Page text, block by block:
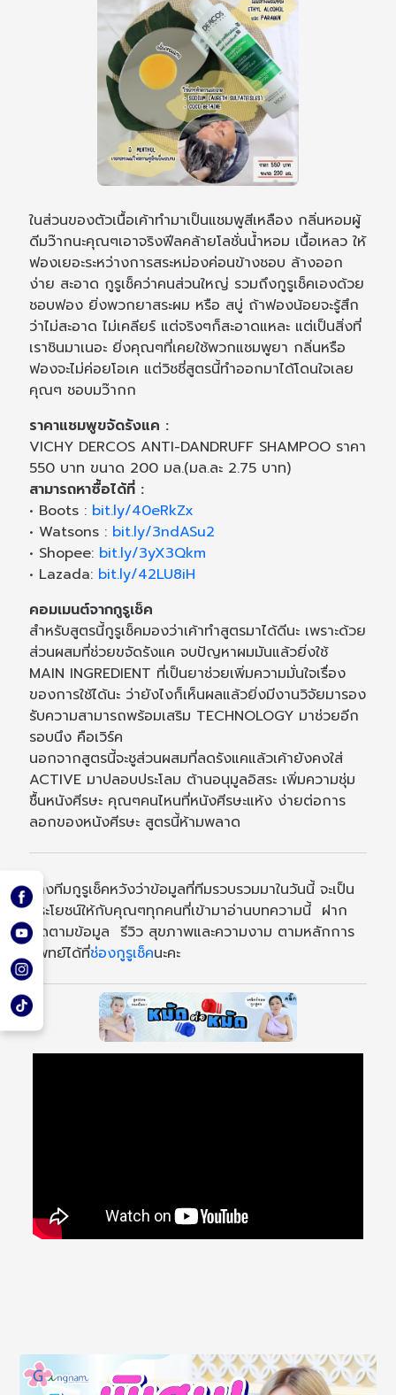
ในส่วนของตัวเนื้อเค้าทำมาเป็นแชมพูสีเหลือง กลิ่นหอมผู้
ดีมว๊ากนะคุณๆเอาจริงฟีลคล้ายโลชั่นน้ำหอม เนื้อเหลว ให้
ฟองเยอะระหว่างการสระหม่องค่อนข้างชอบ ล้างออก
ง่าย สะอาด กูรูเช็คว่าคนส่วนใหญ่ รวมถึงกูรูเช็คเองด้วย
ชอบฟอง ยิ่งพวกยาสระผม หรือ สบู่ ถ้าฟองน้อยจะรู้สึก
ว่าไม่สะอาด ไม่เคลียร์ แต่จริงๆก็สะอาดแหละ แต่เป็นสิ่งที่
เราชินมาเนอะ ยิ่งคุณๆที่เคยใช้พวกแชมพูยา กลิ่นหรือ
ฟองจะไม่ค่อยโอเค แต่วิชชี่สูตรนี้ทำออกมาได้โดนใจเลย
คุณๆ ชอบมว๊ากก
ราคาแชมพูขจัดรังแค :
VICHY DERCOS ANTI-DANDRUFF SHAMPOO ราคา
550 บาท ขนาด 200 มล.(มล.ละ 2.75 บาท)
สามารถหาซื้อได้ที่ :
• Boots : bit.ly/40eRkZx
• Watsons : bit.ly/3ndASu2
• Shopee: bit.ly/3yX3Qkm
• Lazada: bit.ly/42LU8iH
คอมเมนต์จากกูรูเช็ค
สำหรับสูตรนี้กูรูเช็คมองว่าเค้าทำสูตรมาได้ดีนะ เพราะด้วย
ส่วนผสมที่ช่วยขจัดรังแค จบปัญหาผมมันแล้วยิ่งใช้
MAIN INGREDIENT ที่เป็นยาช่วยเพิ่มความมั่นใจเรื่อง
ของการใช้ได้นะ ว่ายังไงก็เห็นผลแล้วยิ่งมีงานวิจัยมารอง
รับความสามารถพร้อมเสริม TECHNOLOGY มาช่วยอีก
รอบนึง คือเวิร์ค
นอกจากสูตรนี้จะชูส่วนผสมที่ลดรังแคแล้วเค้ายังคงใส่
ACTIVE มาปลอบประโลม ต้านอนุมูลอิสระ เพิ่มความชุ่ม
ชื้นหนังศีรษะ คุณๆคนไหนที่หนังศีรษะแห้ง ง่ายต่อการ
ลอกของหนังศีรษะ สูตรนี้ห้ามพลาด
ทางทีมกูรูเช็คหวังว่าข้อมูลที่ทีมรวบรวมมาในวันนี้ จะเป็น
ประโยชน์ให้กับคุณๆทุกคนที่เข้ามาอ่านบทความนี้ ฝาก
ติดตามข้อมูล รีวิว สุขภาพและความงาม ตามหลักการ
แพทย์ได้ที่ช่องกูรูเช็คนะคะ